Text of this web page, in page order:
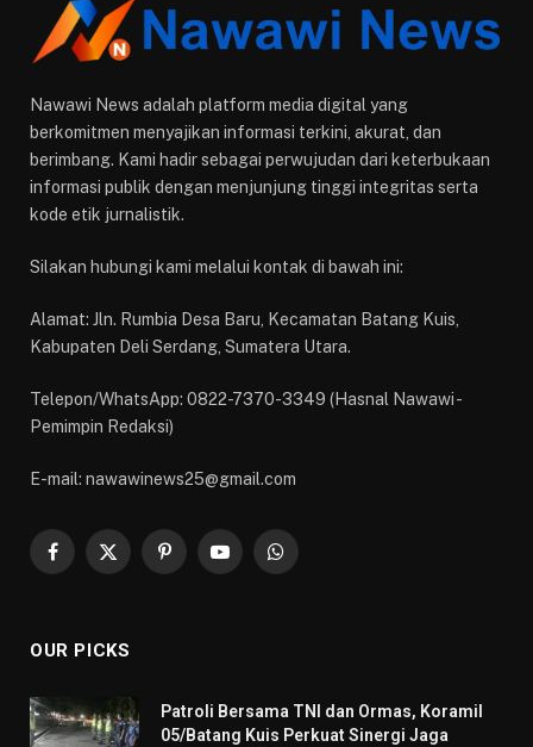
Nawawi News adalah platform media digital yang
berkomitmen menyajikan informasi terkini, akurat, dan
berimbang. Kami hadir sebagai perwujudan dari keterbukaan
informasi publik dengan menjunjung tinggi integritas serta
kode etik jurnalistik.
Silakan hubungi kami melalui kontak di bawah ini:
Alamat: Jln. Rumbia Desa Baru, Kecamatan Batang Kuis,
Kabupaten Deli Serdang, Sumatera Utara.
Telepon/WhatsApp: 0822-7370-3349 (Hasnal Nawawi -
Pemimpin Redaksi)
E-mail: nawawinews25@gmail.com
Facebook
X
PinterestYouTubeWhatsApp
OUR PICKS
Patroli Bersama TNI dan Ormas, Koramil
05/Batang Kuis Perkuat Sinergi Jaga